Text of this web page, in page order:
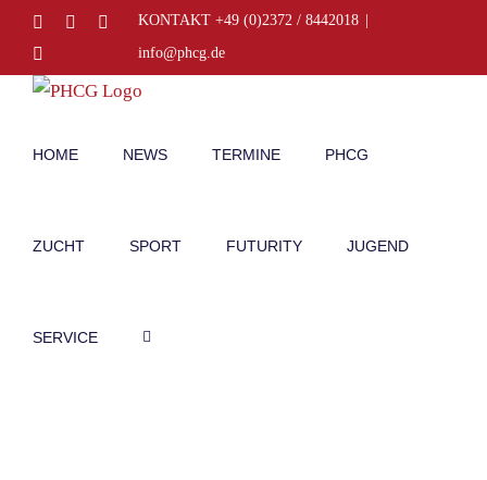
Inhalt
springen
FacebookInstagramKONTAKT +49 (0)2372 / 8442018
info@phcg.de
HOME NEWS TERMINE PHCG
ZUCHT SPORT FUTURITY JUGEND
SERVICE